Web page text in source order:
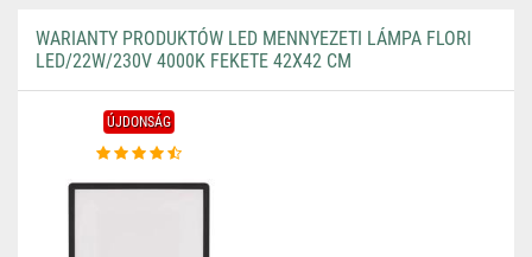
WARIANTY PRODUKTÓW LED MENNYEZETI LÁMPA FLORI
LED/22W/230V 4000K FEKETE 42X42 CM
ÚJDONSÁG